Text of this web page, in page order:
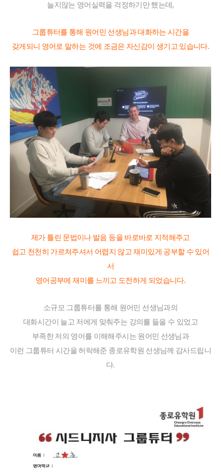
늘지않는 영어실력을 걱정하기만 했는데,
그룹튜터를 통해 원어민 선생님과 대화하는 시간을
갖게되니 영어로 말하는 것에 조금은 자신감이 생기고 있습니다.
제가 틀린 문법이나 발음 등을 바로바로 지적해주고
쉽고 천천히 가르쳐주셔서 어렵지 않고재미있게 공부할 수 있어
서
영어공부에 재미를 느끼고 도전하게 되었습니다.
소규모 그룹튜터를 통해 원어민 선생님과의
대화시간이 늘고 저에게 맞춰주는 강의를 들을 수 있었고
부족한 저의 영어를 이해해주시는 원어민 선생님과
이런 그룹튜터 시간을 허락해준 종로유학원 선생님께 감사드립니
다.